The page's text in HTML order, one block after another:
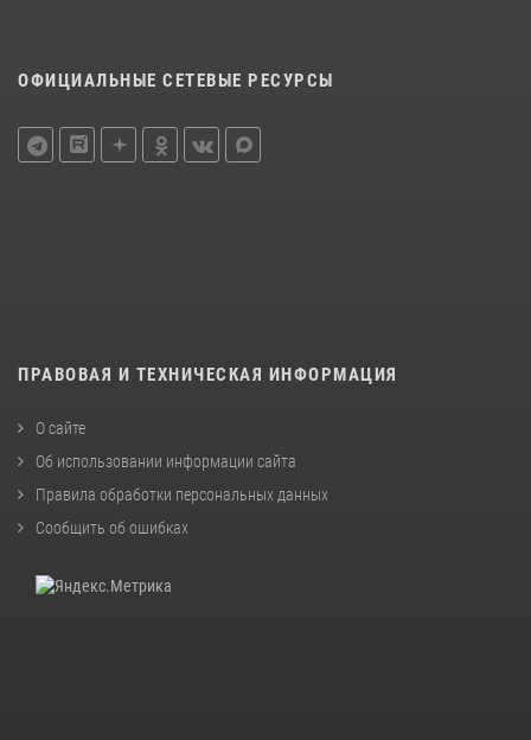
ОФИЦИАЛЬНЫЕ СЕТЕВЫЕ РЕСУРСЫ
ПРАВОВАЯ И ТЕХНИЧЕСКАЯ ИНФОРМАЦИЯ
О сайте
Об использовании информации сайта
Правила обработки персональных данных
Сообщить об ошибках